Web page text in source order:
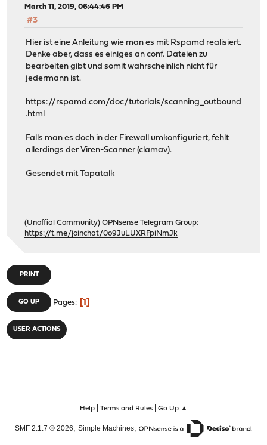
March 11, 2019, 06:44:46 PM
#3
Hier ist eine Anleitung wie man es mit Rspamd realisiert.
Denke aber, dass es einiges an conf. Dateien zu
bearbeiten gibt und somit wahrscheinlich nicht für
jedermann ist.
https://rspamd.com/doc/tutorials/scanning_outbound
.html
Falls man es doch in der Firewall umkonfiguriert, fehlt
allerdings der Viren-Scanner (clamav).
Gesendet mit Tapatalk
(Unoffial Community) OPNsense Telegram Group:
https://t.me/joinchat/0o9JuLUXRFpiNmJk
PRINT
GO UP Pages 1
USER ACTIONS
Help| Terms and Rules| Go Up ▲
SMF 2.1.7 © 2026, Simple Machines,